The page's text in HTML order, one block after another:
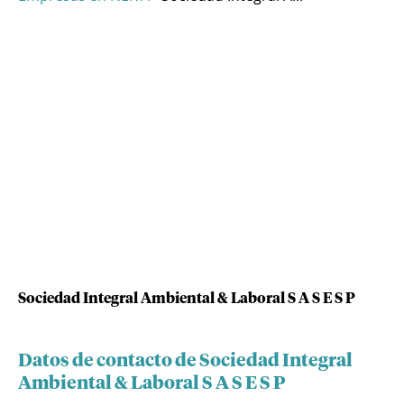
Sociedad Integral Ambiental & Laboral S A S E S P
Datos de contacto de Sociedad Integral
Ambiental & Laboral S A S E S P